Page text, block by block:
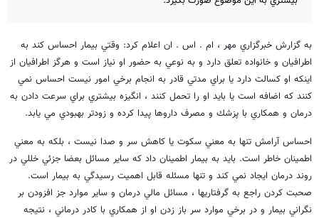
به گزارش خبرگزاري مهر ، ام . اس . ان اعلام كرد: وقتي بيمار احساس كند به
اطرافيان و خانواده تعلق دارد و به نوعي به حضور او نياز است و هرگز اطرافيان از
اينكه او كسالت دارد يا براي مدتي قادر به انجام برخي امور نيست احساس نمي
كنند كه اضافه است يا بايد او را تحمل كنند ، انگيزه بيشتري براي سرعت دادن به
درمان و همكاري با پزشك و مصرف داروها پيدا كرده و زودتر بهبودي مي يابد.
احساس آرامش تنها به معني سكوت يا كاهش سر و صدا نيست ، بلكه به معني
اطمينان خاطر است. بايد به بيمار اطمينان داد كه ساير مسائل بعضا جزئي خللي در
روند درمان ايجاد نمي كند و تنها مسئله قابل اهميت رسيدگي به بيمار است.
صحبت كردن راجع به گرفتاريها ، مسائل مالي درمان و ساير موارد جز افزودن بر
نگراني بيمار و در برخي موارد سر باز زدن او از همكاري با كادر درماني ، نتيجه